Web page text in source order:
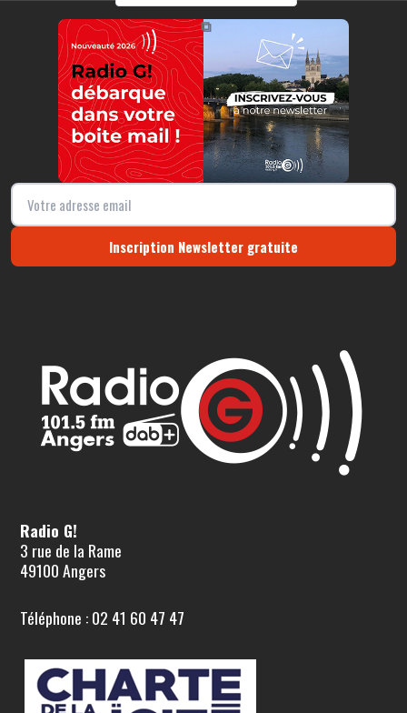
https://radio-g.fr?7143
⧉
Inscription Newsletter gratuite
Radio G!
3 rue de la Rame
49100 Angers
Téléphone : 02 41 60 47 47